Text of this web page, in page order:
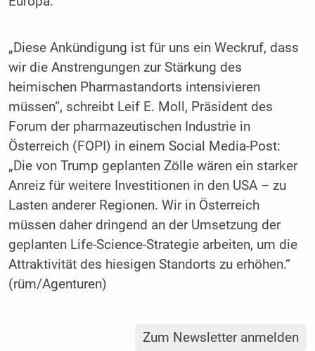
„Diese Ankündigung ist für uns ein Weckruf, dass
wir die Anstrengungen zur Stärkung des
heimischen Pharmastandorts intensivieren
müssen“, schreibt Leif E. Moll, Präsident des
Forum der pharmazeutischen Industrie in
Österreich (FOPI) in einem Social Media-Post:
„Die von Trump geplanten Zölle wären ein starker
Anreiz für weitere Investitionen in den USA – zu
Lasten anderer Regionen. Wir in Österreich
müssen daher dringend an der Umsetzung der
geplanten Life-Science-Strategie arbeiten, um die
Attraktivität des hiesigen Standorts zu erhöhen.“
(rüm/Agenturen)
Zum Newsletter anmelden